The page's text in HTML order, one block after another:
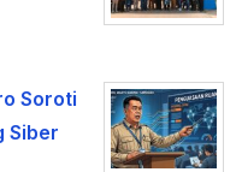
Soroti
Siber